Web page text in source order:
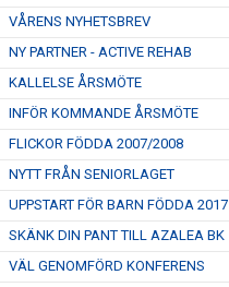
VÅRENS NYHETSBREV
NY PARTNER - ACTIVE REHAB
KALLELSE ÅRSMÖTE
INFÖR KOMMANDE ÅRSMÖTE
FLICKOR FÖDDA 2007/2008
NYTT FRÅN SENIORLAGET
UPPSTART FÖR BARN FÖDDA 2017
SKÄNK DIN PANT TILL AZALEA BK
VÄL GENOMFÖRD KONFERENS